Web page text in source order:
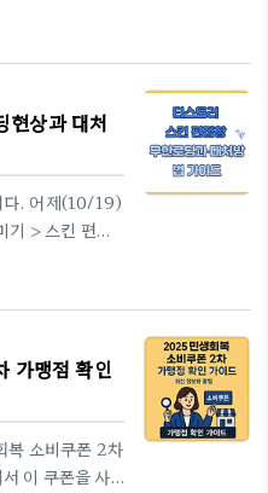
한 내용이 인식
다.– 이 단계
경험이 있다
다.누구나 쉽게
니다. 지금 바
밀을 파헤쳐 보
란 무엇인가
례 시크릿 모드
색 활동 정보를
능입니다. 간
하시면 쉽습니
유:개인 정보 보
현상과 대처
다. 어제(10/19)
기 > 스킨 편
것 다 해봤는
다. 전문가 팁
로 시도한 것
남겨 둡니다.
.직접 해본 것
평소처럼 스킨
잠깐 기다리면
데, 그대로였습
가맹점 확인
소비쿠폰 2차
이 쿠폰을 사